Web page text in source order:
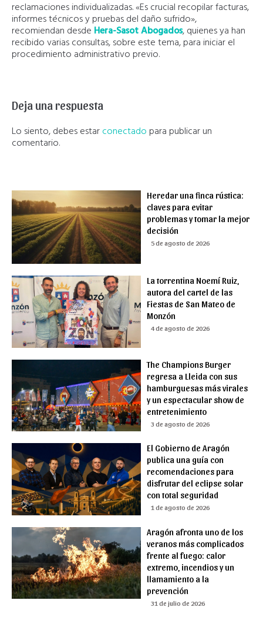
reclamaciones individualizadas. «Es crucial recopilar facturas,
informes técnicos y pruebas del daño sufrido»,
recomiendan desde Hera-Sasot Abogados, quienes ya han
recibido varias consultas, sobre este tema, para iniciar el
procedimiento administrativo previo.
Deja una respuesta
Lo siento, debes estarconectado para publicar un
comentario.
Heredar una finca rústica:
claves para evitar
problemas y tomar la mejor
decisión
5 de agosto de 2026
La torrentina Noemí Ruiz,
autora del cartel de las
Fiestas de San Mateo de
Monzón
4 de agosto de 2026
The Champions Burger
regresa a Lleida con sus
hamburguesas más virales
y un espectacular show de
entretenimiento
3 de agosto de 2026
El Gobierno de Aragón
publica una guía con
recomendaciones para
disfrutar del eclipse solar
con total seguridad
1 de agosto de 2026
Aragón afronta uno de los
veranos más complicados
frente al fuego: calor
extremo, incendios y un
llamamiento a la
prevención
31 de julio de 2026